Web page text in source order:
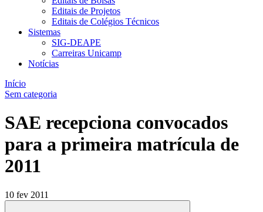
Editais de Projetos
Editais de Colégios Técnicos
Sistemas
SIG-DEAPE
Carreiras Unicamp
Notícias
Início
Sem categoria
SAE recepciona convocados
para a primeira matrícula de
2011
10 fev 2011